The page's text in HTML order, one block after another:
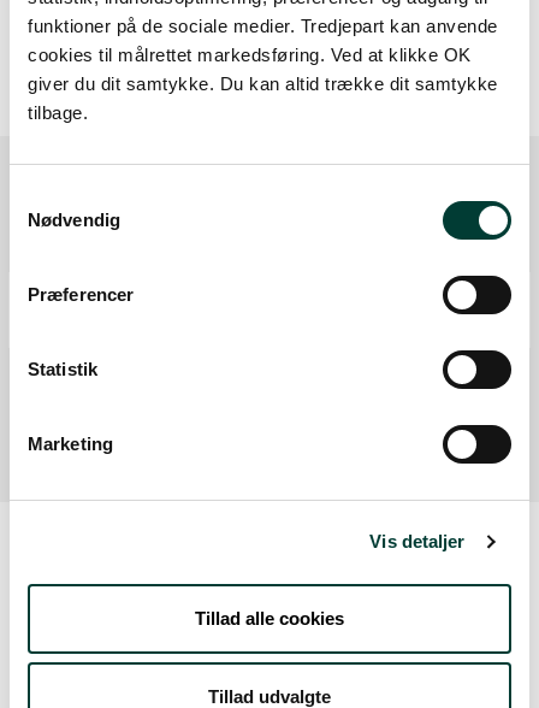
funktioner på de sociale medier. Tredjepart kan anvende
cookies til målrettet markedsføring. Ved at klikke OK
giver du dit samtykke. Du kan altid trække dit samtykke
tilbage.
Nødvendig
Præferencer
Statistik
Marketing
Vis detaljer
Tillad alle cookies
Tillad udvalgte
Ruten i detaljer
Start
Mål
Sådan kommer du dertil
Parkering